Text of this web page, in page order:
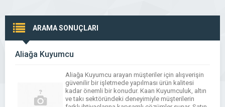
ARAMA SONUÇLARI
Aliağa Kuyumcu
Aliağa Kuyumcu arayan müşteriler için alışverişin
güvenilir bir işletmede yapılması ürün kalitesi
kadar önemli bir konudur. Kaan Kuyumculuk, altın
ve takı sektöründeki deneyimiyle müşterilerin